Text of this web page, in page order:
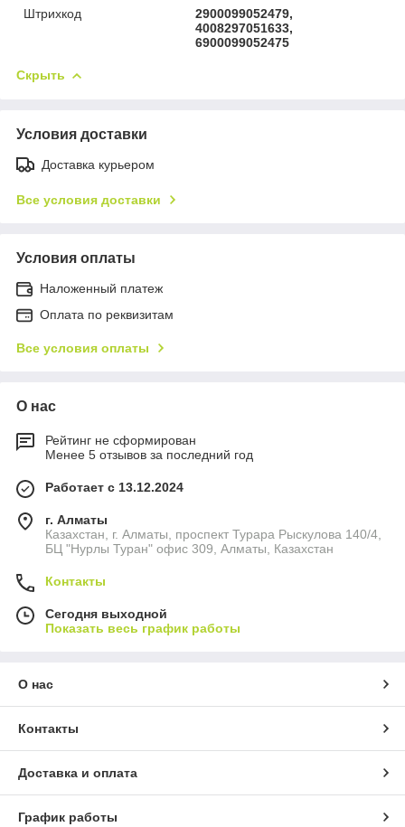
Штрихкод
2900099052479,
4008297051633,
6900099052475
Скрыть
Условия доставки
Доставка курьером
Все условия доставки
Условия оплаты
Наложенный платеж
Оплата по реквизитам
Все условия оплаты
О нас
Рейтинг не сформирован
Менее 5 отзывов за последний год
Работает с 13.12.2024
г. Алматы
Казахстан, г. Алматы, проспект Турара Рыскулова 140/4,
БЦ "Нурлы Туран" офис 309, Алматы, Казахстан
Контакты
Сегодня выходной
Показать весь график работы
О нас
Контакты
Доставка и оплата
График работы